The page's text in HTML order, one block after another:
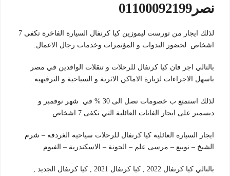
نصر01100092199
لذلك ايجار من تورست ليموزين كيا كرنفال السيارة الفاخرة تكفى 7
اشخاص لحضور الندوات و المؤتمرات وخدمات رجال الاعمال.
بالتالي اجر فان كيا كرنفال للرحلات و تنقلات الوافدين في مصر
باسهل الاجراءات لزيارة الاماكن الاثرية و السياحية و الترفيهيه .
لذلك استمتع ب خصومات تصل الى 30 % في شهر نوفمبر و
ديسمبر على ايجار الفانات العائلية التي تكفى 7 اشخاص .
ايجار السيارة العائلية كيا كرنفال للرحلات سياحيه الغردقه – شرم
الشيخ – نويبع – مرسى علم – الجونة – الاسكندرية – الفيوم .
بالتالي كيا كرنفال 2022 , كيا كرنفال 2021 , كيا كرنفال الجديد ,